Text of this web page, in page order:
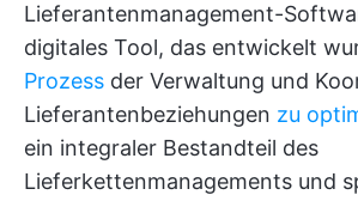
Lieferantenmanagement-
digitales Tool, das entwickelt
Prozess der Verwaltung und
Lieferantenbeziehungen zu
ein integraler Bestandteil des
Lieferkettenmanagements und